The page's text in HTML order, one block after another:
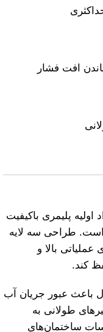
افت فشار
اولیه پلیمری باکیفیت
است. طراحی سه لایه
بالا و
کند.
عبور جریان آب
طولانی به
ساختمان‌های